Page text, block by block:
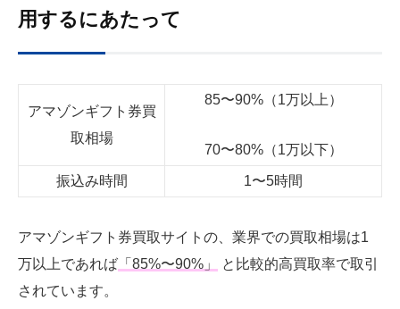
用するにあたって
アマゾンギフト券買
取相場
85〜90%（1万以上）
70〜80%（1万以下）
振込み時間 1〜5時間
アマゾンギフト券買取サイトの、業界での買取相場は1
万以上であれば 「85%〜90%」
と比較的高買取率で取引
されています。